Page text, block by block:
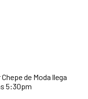
de Moda llega
5:30pm